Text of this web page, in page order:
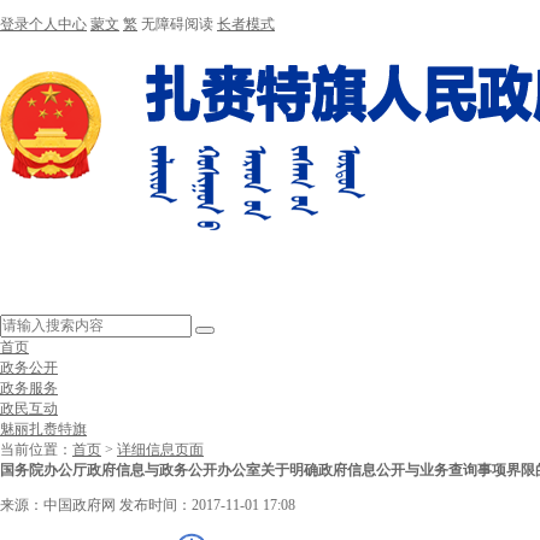
登录个人中心 蒙文 繁 无障碍阅读 长者模式
首页
政务公开
政务服务
政民互动
魅丽扎赉特旗
当前位置： 首页 > 详细信息页面
国务院办公厅政府信息与政务公开办公室关于明确政府信息公开与业务查询事项界限
来源：中国政府网 发布时间：2017-11-01 17:08